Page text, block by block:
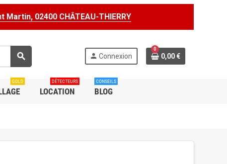
Martin, 02400 CHÂTEAU-THIERRY
search person Connexion
0
0,00 €
GOLD
LOCATION
DÉTECTEURS
BLOG
CONSEILS